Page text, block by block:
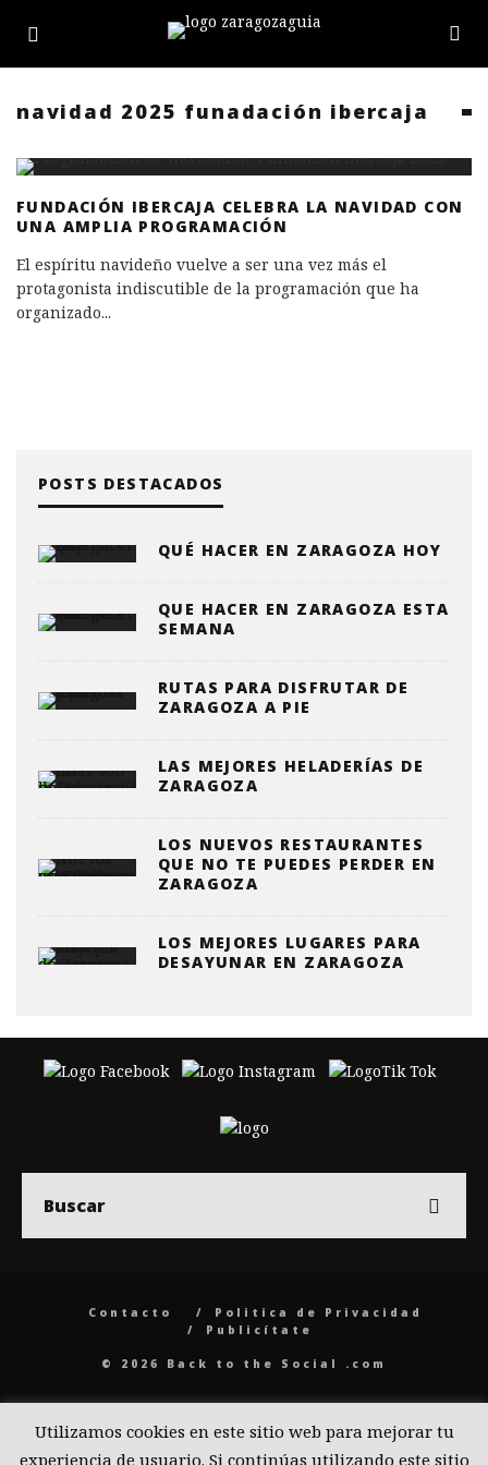
navidad 2025 funadación ibercaja
FUNDACIÓN IBERCAJA CELEBRA LA NAVIDAD CON
UNA AMPLIA PROGRAMACIÓN
El espíritu navideño vuelve a ser una vez más el
protagonista indiscutible de la programación que ha
organizado...
POSTS DESTACADOS
QUÉ HACER EN ZARAGOZA HOY
QUE HACER EN ZARAGOZA ESTA
SEMANA
RUTAS PARA DISFRUTAR DE
ZARAGOZA A PIE
LAS MEJORES HELADERÍAS DE
ZARAGOZA
LOS NUEVOS RESTAURANTES
QUE NO TE PUEDES PERDER EN
ZARAGOZA
LOS MEJORES LUGARES PARA
DESAYUNAR EN ZARAGOZA
Contacto
Politica de Privacidad
Publicítate
© 2026 Back to the Social .com
Utilizamos cookies en este sitio web para mejorar tu
experiencia de usuario. Si continúas utilizando este sitio